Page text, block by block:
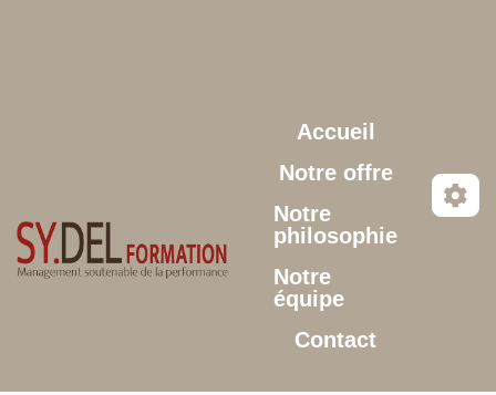
Accueil
Notre offre
Notre
philosophie
Notre
équipe
Contact